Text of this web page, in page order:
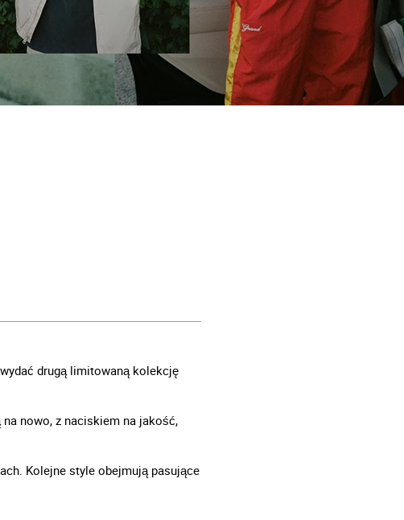
drugą limitowaną kolekcję
nowo, z naciskiem na jakość,
Kolejne style obejmują pasujące